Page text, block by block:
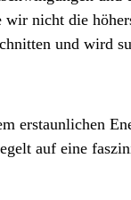
nicht die
und wird
erstaunlichen
auf eine